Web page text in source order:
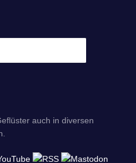
auch in diversen